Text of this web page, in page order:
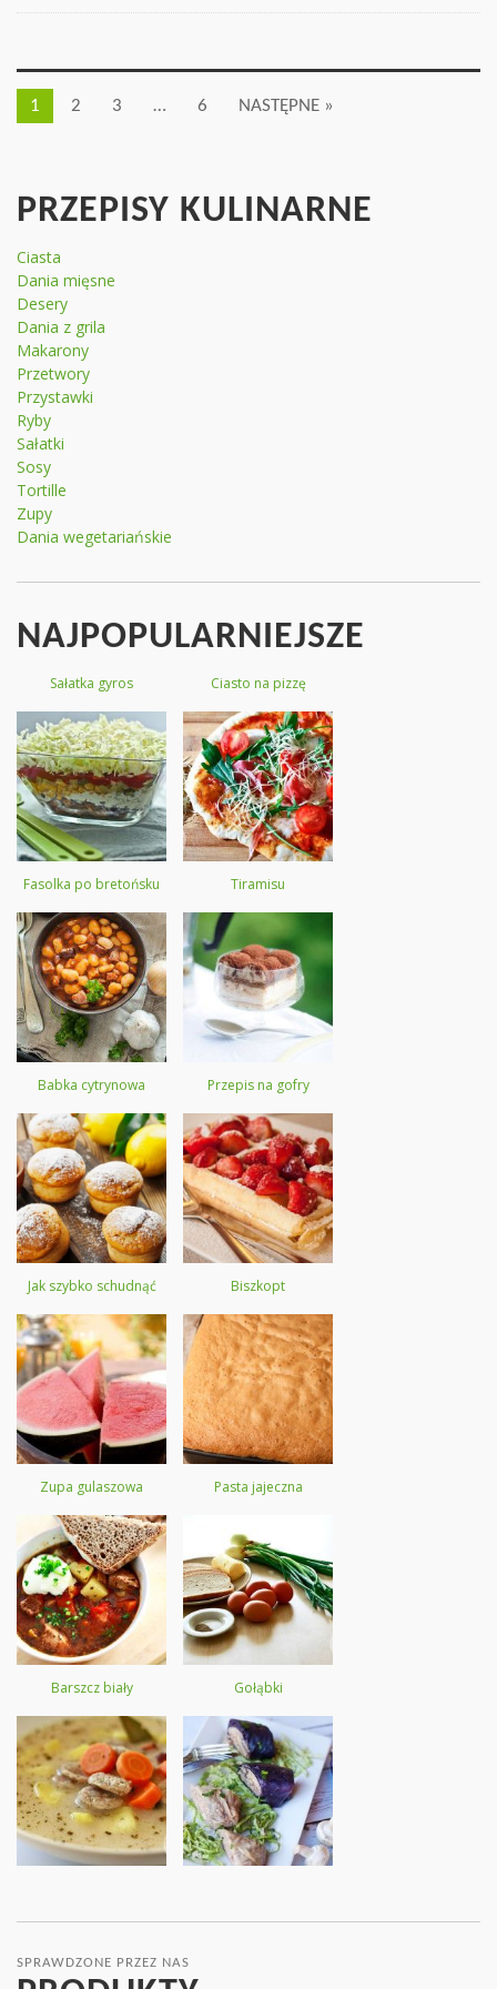
1 2 3 … 6 NASTĘPNE »
PRZEPISY KULINARNE
Ciasta
Dania mięsne
Desery
Dania z grila
Makarony
Przetwory
Przystawki
Ryby
Sałatki
Sosy
Tortille
Zupy
Dania wegetariańskie
NAJPOPULARNIEJSZE
Sałatka gyros Ciasto na pizzę
Fasolka po bretońsku Tiramisu
Babka cytrynowa Przepis na gofry
Jak szybko schudnąć Biszkopt
Zupa gulaszowa Pasta jajeczna
Barszcz biały Gołąbki
SPRAWDZONE PRZEZ NAS